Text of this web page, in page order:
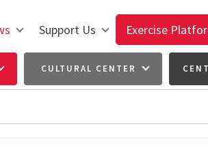
Support Us Exercise
CULTURAL CENTER